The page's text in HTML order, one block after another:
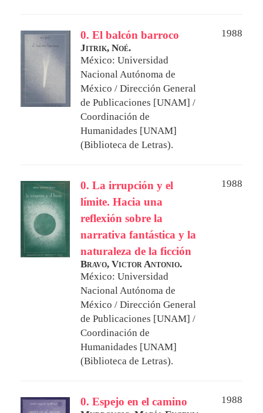
0. El balcón barroco
1988
Jitrik, Noé.
México: Universidad
Nacional Autónoma de
México / Dirección General
de Publicaciones [UNAM] /
Coordinación de
Humanidades [UNAM]
(Biblioteca de Letras).
0. La irrupción y el
límite. Hacia una
reflexión sobre la
narrativa fantástica y la
naturaleza de la ficción
1988
Bravo, Victor Antonio.
México: Universidad
Nacional Autónoma de
México / Dirección General
de Publicaciones [UNAM] /
Coordinación de
Humanidades [UNAM]
(Biblioteca de Letras).
0. Espejo en el camino
1988